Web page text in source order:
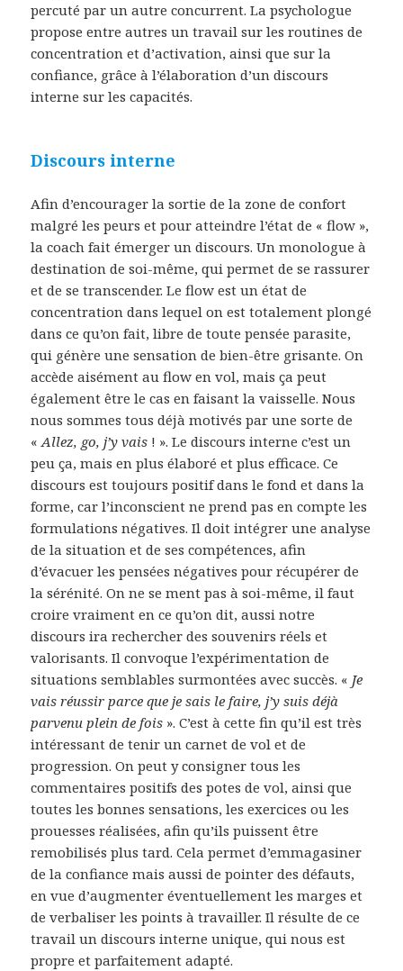
percuté par un autre concurrent. La psychologue
propose entre autres un travail sur les routines de
concentration et d’activation, ainsi que sur la
confiance, grâce à l’élaboration d’un discours
interne sur les capacités.
Discours interne
Afin d’encourager la sortie de la zone de confort
malgré les peurs et pour atteindre l’état de « flow »,
la coach fait émerger un discours. Un monologue à
destination de soi-même, qui permet de se rassurer
et de se transcender. Le flow est un état de
concentration dans lequel on est totalement plongé
dans ce qu’on fait, libre de toute pensée parasite,
qui génère une sensation de bien-être grisante. On
accède aisément au flow en vol, mais ça peut
également être le cas en faisant la vaisselle. Nous
nous sommes tous déjà motivés par une sorte de
«Allez, go, j’y vais ! ». Le discours interne c’est un
peu ça, mais en plus élaboré et plus efficace. Ce
discours est toujours positif dans le fond et dans la
forme, car l’inconscient ne prend pas en compte les
formulations négatives. Il doit intégrer une analyse
de la situation et de ses compétences, afin
d’évacuer les pensées négatives pour récupérer de
la sérénité. On ne se ment pas à soi-même, il faut
croire vraiment en ce qu’on dit, aussi notre
discours ira rechercher des souvenirs réels et
valorisants. Il convoque l’expérimentation de
situations semblables surmontées avec succès. « Je
vais réussir parce que je sais le faire, j’y suis déjà
parvenu plein de fois ». C’est à cette fin qu’il est très
intéressant de tenir un carnet de vol et de
progression. On peut y consigner tous les
commentaires positifs des potes de vol, ainsi que
toutes les bonnes sensations, les exercices ou les
prouesses réalisées, afin qu’ils puissent être
remobilisés plus tard. Cela permet d’emmagasiner
de la confiance mais aussi de pointer des défauts,
en vue d’augmenter éventuellement les marges et
de verbaliser les points à travailler. Il résulte de ce
travail un discours interne unique, qui nous est
propre et parfaitement adapté.